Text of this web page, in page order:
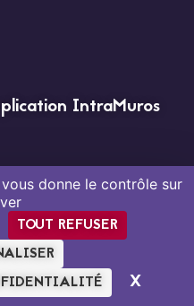
donne le contrôle sur
TOUT REFUSER
X
IntraMuros
confidentialitéPlan du site
Digital